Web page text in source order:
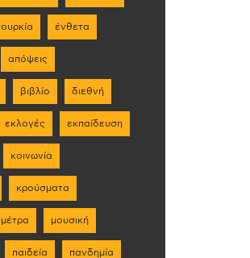
ένθετα
απόψεις
βιβλίο διεθνή
εκλογές εκπαίδευση
κοινωνία
κρούσματα
μέτρα μουσική
παιδεία πανδημία